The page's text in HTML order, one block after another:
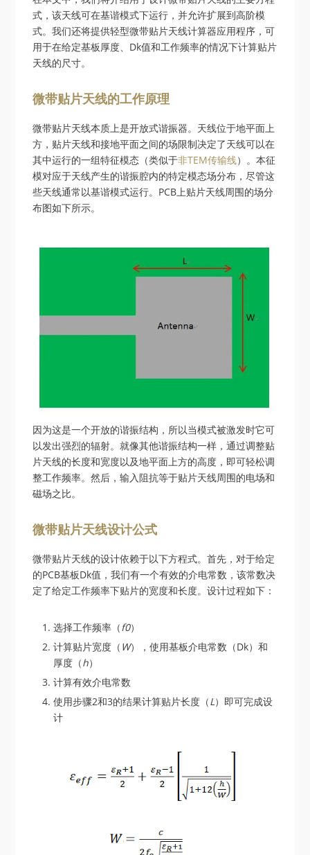
式，该天线可在基谐模式下运行，并允许扩展到高阶模
式。我们还将提供轻型微带贴片天线计算器应用程序，可
用于在给定基板厚度、Dk值和工作频率的情况下计算贴片
天线的尺寸。
微带贴片天线的工作原理
微带贴片天线本质上是开放式谐振器。天线位于地平面上
方，贴片天线和接地平面之间的场限制决定了天线可以在
其中运行的一组特征模态（类似于非TEM传输线）。本征
模对应于天线产生的谐振腔内的特定模态场分布，尽管这
些天线通常以基谐模式运行。PCB上贴片天线周围的场分
布图如下所示。
因为这是一个开放的谐振结构，所以当模式被激发时它可
以发出强烈的辐射。就像其他谐振结构一样，通过调整贴
片天线的长度和宽度以及地平面上方的高度，即可轻松调
整工作频率。然后，输入阻抗等于贴片天线周围的电场和
磁场之比。
微带贴片天线设计公式
微带贴片天线的设计依赖于以下方程式。首先，对于给定
的PCB基板Dk值，我们有一个有效的介电常数，该常数决
定了给定工作频率下贴片的宽度和长度。设计过程如下：
选择工作频率（f0）
计算贴片宽度（ W），使用基板介电常数（Dk）和
厚度（h）
计算有效介电常数
使用步骤2和3的结果计算贴片长度（L）即可完成设
计